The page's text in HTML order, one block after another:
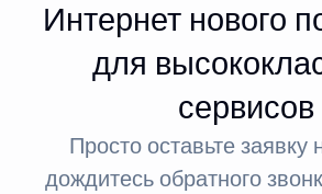
Интернет нового
для
сервисов
Просто оставьте заявку
дождитесь обратного